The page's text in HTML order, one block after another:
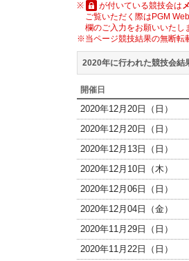
※
が付いている競技会は
ご覧いただく際はPGM
欄のご入力をお願いいたし
※当ページ競技結果の無断転
2020年に行われた競技会結
開催日
2020年12月20日（日）
2020年12月20日（日）
2020年12月13日（日）
2020年12月10日（木）
2020年12月06日（日）
2020年12月04日（金）
2020年11月29日（日）
2020年11月22日（日）